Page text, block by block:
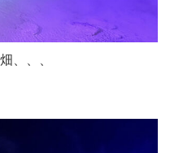
、、、